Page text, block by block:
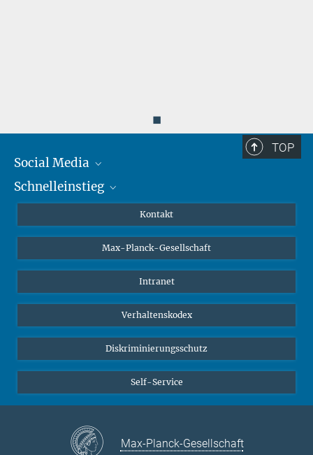
◼
TOP
Social Media
Mastodon
Schnelleinstieg
Studierende
Schüler*innen
Öffentlichkeit
Alumnae | Alumni
Kontakt
Max-Planck-Gesellschaft
Intranet
Verhaltenskodex
Diskriminierungsschutz
Self-Service
Max-Planck-Gesellschaft